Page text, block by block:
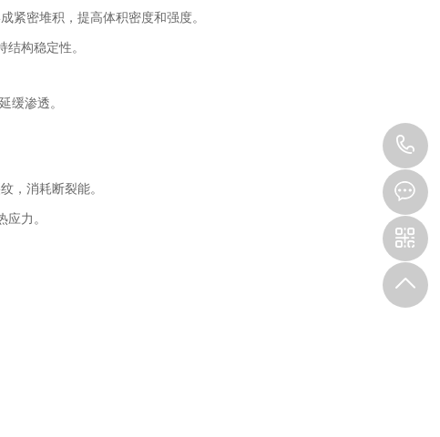
紧密堆积，提高体积密度和强度。
构稳定性。
缓渗透。
，消耗断裂能。
力。